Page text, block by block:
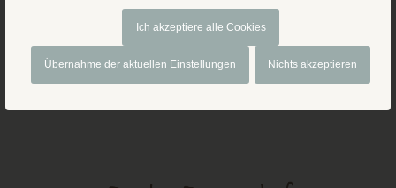
Ich akzeptiere alle Cookies
Übernahme der aktuellen Einstellungen Nichts akzeptieren